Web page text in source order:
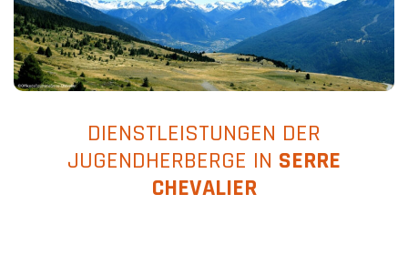
DIENSTLEISTUNGEN DER
JUGENDHERBERGE IN SERRE
CHEVALIER